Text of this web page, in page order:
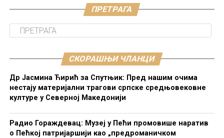
ПРЕТРАГА
СКОРАШЊИ ЧЛАНЦИ
Др Јасмина Ћирић за Спутњик: Пред нашим очима
нестају материјални трагови српске средњовековне
културе у Северној Македонији
Радио Гораждевац: Музеј у Пећи промовише наратив
о Пећкој патријаршији као „предроманичком